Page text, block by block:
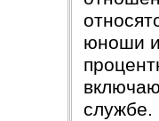
юноши
службе.